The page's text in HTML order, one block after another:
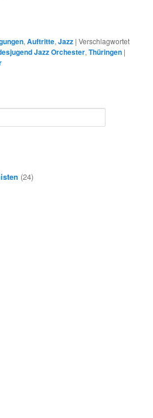
,Auftritte,Jazz |Verschlagwortet
Jazz Orchester,Thüringen |
(24)